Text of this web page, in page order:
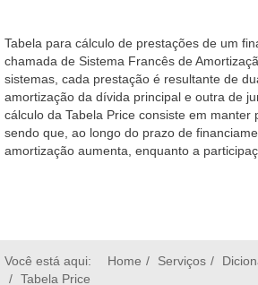
Tabela para cálculo de prestações de um
chamada de Sistema Francês de
sistemas, cada prestação é resultante de
amortização da dívida principal e outra de
cálculo da Tabela Price consiste em manter
sendo que, ao longo do prazo de
amortização aumenta, enquanto a
Você está aqui: Home Serviços
Tabela Price